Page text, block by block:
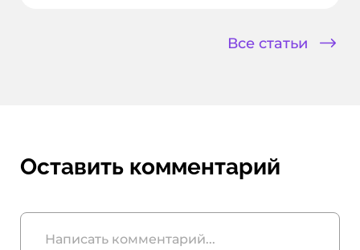
Все статьи
Оставить комментарий